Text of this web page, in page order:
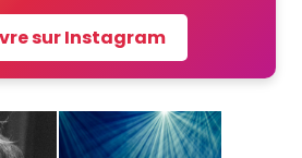
sur Instagram